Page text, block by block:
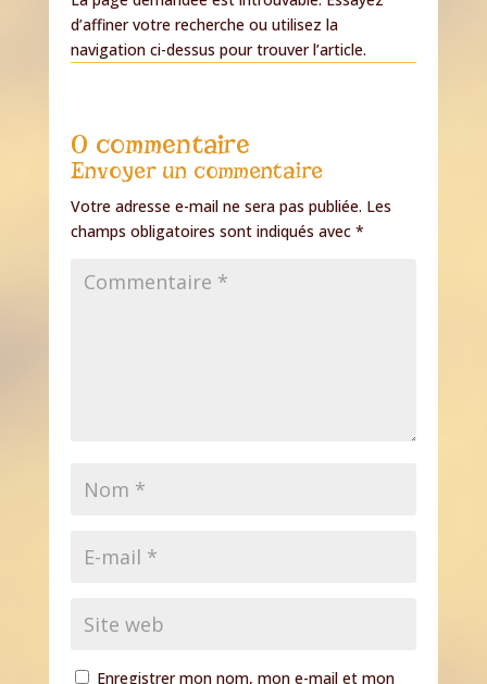
d’affiner votre recherche ou utilisez la
navigation ci-dessus pour trouver l’article.
0 commentaire
Envoyer un commentaire
Votre adresse e-mail ne sera pas publiée. Les
champs obligatoires sont indiqués avec *
Enregistrer mon nom, mon e-mail et mon